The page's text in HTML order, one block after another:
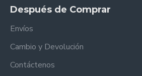
Después de Comprar
Envíos
Cambio y Devolución
Contáctenos